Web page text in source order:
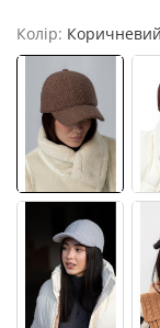
Колір: Коричневий